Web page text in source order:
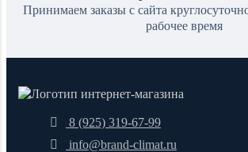
Принимаем заказы с сайта
рабочее время
8 (925) 319-67-99
info@brand-climat.ru